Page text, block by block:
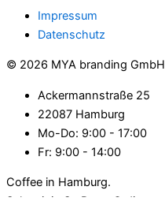
Impressum
Datenschutz
© 2026 MYA branding GmbH
Ackermannstraße 25​
22087 Hamburg
Mo-Do: 9:00 - 17:00
Fr: 9:00 - 14:00
Coffee in Hamburg.
Salty air in St. Peter-Ording.